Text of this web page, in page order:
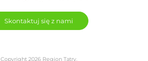
Skontaktuj się z nami
Copyright 2026 Region Tatry.